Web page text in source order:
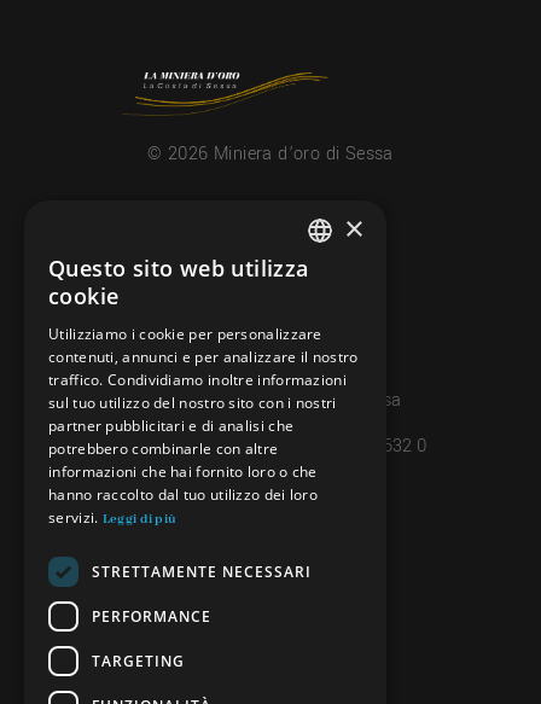
© 2026 Miniera d’oro di Sessa
CONTATTI
info@minieradoro.ch
079 127 20 80
Casella postale 7, 6997 Sessa
IBAN: CH45 8080 8004 4238 0632 0
GERMAN
ENGLISH
×
Questo sito web utilizza
cookie
Utilizziamo i cookie per personalizzare
contenuti, annunci e per analizzare il nostro
traffico. Condividiamo inoltre informazioni
sul tuo utilizzo del nostro sito con i nostri
partner pubblicitari e di analisi che
potrebbero combinarle con altre
informazioni che hai fornito loro o che
hanno raccolto dal tuo utilizzo dei loro
servizi. Leggi di più
STRETTAMENTE NECESSARI
PERFORMANCE
TARGETING